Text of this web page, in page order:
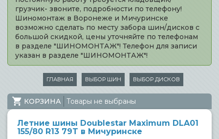
грузчик- звоните, подробности по телефону!
Шиномонтаж в Воронеже и Мичуринске
возможно сделать по месту забора шин/дисков с
большой скидкой, цены уточняйте по телефонам
в разделе "ШИНОМОНТАЖ"! Телефон для записи
указан в разделе "ШИНОМОНТАЖ"!
ГЛАВНАЯ ВЫБОР ШИН ВЫБОР ДИСКОВ
КОРЗИНА Товары не выбраны
Летние шины Doublestar Maximum DLA01
155/80 R13 79T в Мичуринске